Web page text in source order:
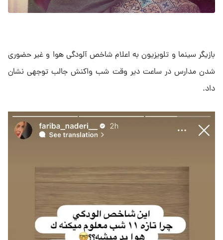
بازیگر سینما و تلویزیون به اعلام شاخص آلودگی هوا و غیر حضوری
شدن مدارس در ساعت دیر وقت شب واکنش جالب توجهی نشان
داد.